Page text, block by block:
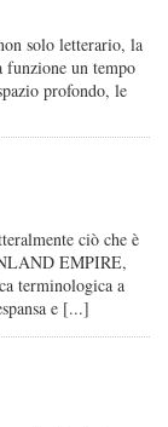
solo letterario, la
funzione un tempo
profondo, le
ciò che è
EMPIRE,
terminologica a
e [...]